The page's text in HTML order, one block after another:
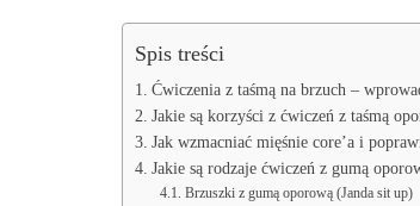
Spis treści
Ćwiczenia z taśmą na brzuch –
Jakie są korzyści z ćwiczeń z taśmą
Jak wzmacniać mięśnie core’a i
Jakie są rodzaje ćwiczeń z gumą
Brzuszki z gumą oporową (Janda sit up)